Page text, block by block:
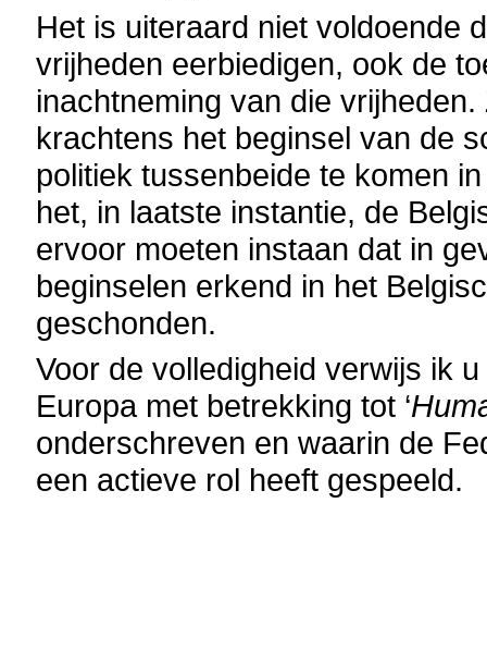
Het is uiteraard niet voldoende
vrijheden eerbiedigen, ook de
inachtneming van die
krachtens het beginsel van de
politiek tussenbeide te komen
het, in laatste instantie, de
ervoor moeten instaan dat in
beginselen erkend in het
geschonden.
Voor de volledigheid verwijs ik
Europa met betrekking tot ‘
onderschreven en waarin de
een actieve rol heeft gespeeld.